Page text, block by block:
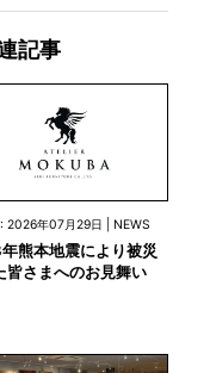
記事
2026年07月29日 | NEWS
熊本地震により被災
皆さまへのお見舞い